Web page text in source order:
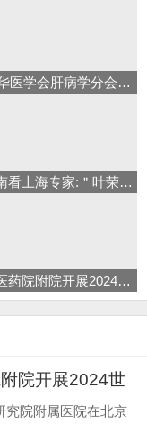
2024中华医学会肝病学分会学术年
不出河南看上海专家:＂叶荣森肝
河南省医药院附院开展2024世界肝
院开展2024世
究院附属医院在北京